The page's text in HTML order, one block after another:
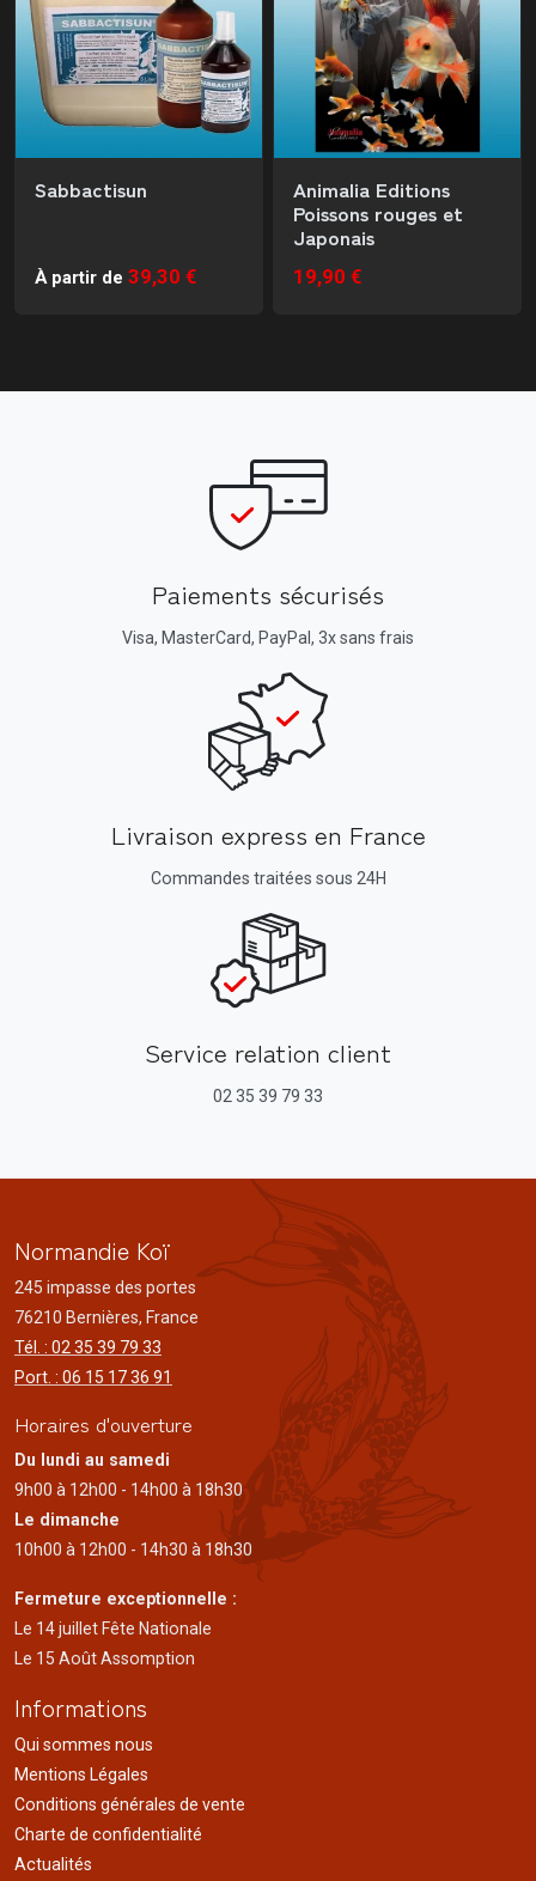
Sabbactisun
À partir de 39,30 €
Animalia Editions
Poissons rouges et
Japonais
19,90 €
Paiements sécurisés
Visa, MasterCard, PayPal, 3x sans frais
Livraison express en France
Commandes traitées sous 24H
Service relation client
02 35 39 79 33
Normandie Koï
245 impasse des portes
76210 Bernières, France
Tél. : 02 35 39 79 33
Port. : 06 15 17 36 91
Horaires d'ouverture
Du lundi au samedi
9h00 à 12h00 - 14h00 à 18h30
Le dimanche
10h00 à 12h00 - 14h30 à 18h30
Fermeture exceptionnelle :
Le 14 juillet Fête Nationale
Le 15 Août Assomption
Informations
Qui sommes nous
Mentions Légales
Conditions générales de vente
Charte de confidentialité
Actualités